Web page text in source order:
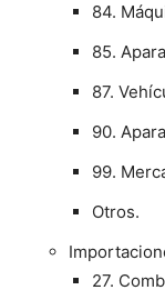
84.
85.
87.
90.
99.
Otros.
27.